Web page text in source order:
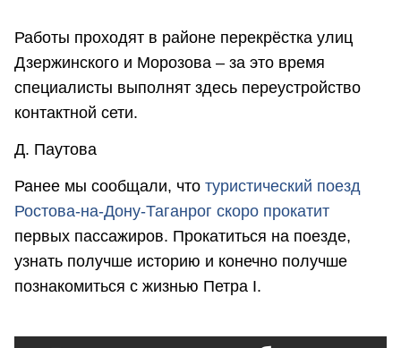
Работы проходят в районе перекрёстка улиц
Дзержинского и Морозова – за это время
специалисты выполнят здесь переустройство
контактной сети.
Д. Паутова
Ранее мы сообщали, что туристический поезд
Ростова-на-Дону-Таганрог скоро прокатит
первых пассажиров. Прокатиться на поезде,
узнать получше историю и конечно получше
познакомиться с жизнью Петра I.